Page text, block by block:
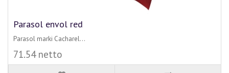
Parasol envol red
Parasol marki Cacharel...
71.54 netto